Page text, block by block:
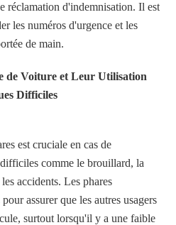
réclamation d'indemnisation. Il est
les numéros d'urgence et les
de main.
de Voiture et Leur Utilisation
Difficiles
est cruciale en cas de
comme le brouillard, la
accidents. Les phares
assurer que les autres usagers
surtout lorsqu'il y a une faible